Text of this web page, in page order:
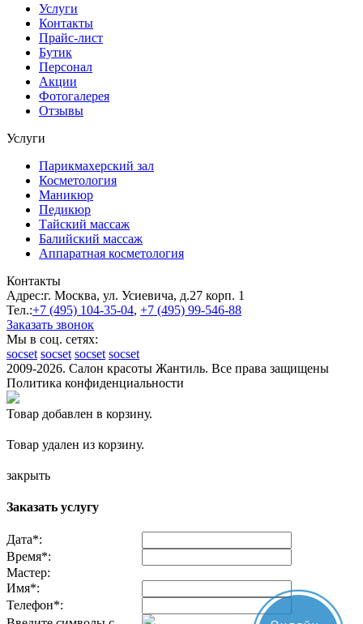
Услуги
Контакты
Прайс-лист
Бутик
Персонал
Акции
Фотогалерея
Отзывы
Услуги
Парикмахерский зал
Косметология
Маникюр
Педикюр
Тайский массаж
Балийский массаж
Аппаратная косметология
Контакты
Адрес:г. Москва, ул. Усиевича, д.27 корп. 1
Тел.:+7 (495) 104-35-04, +7 (495) 99-546-88
Заказать звонок
Мы в соц. сетях:
socset socset socset socset
2009-2026. Салон красоты Жантиль. Все права защищены
Политика конфиденциальности
Товар добавлен в корзину.
Товар удален из корзину.
закрыть
Заказать услугу
Дата*:
Время*:
Мастер:
Имя*:
Телефон*: